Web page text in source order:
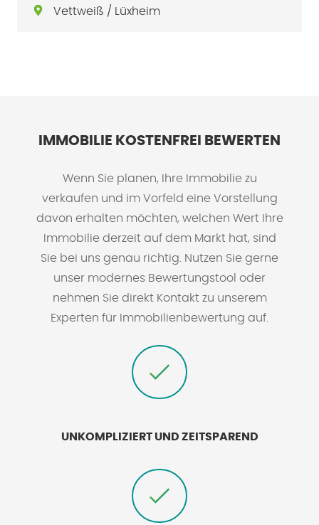
Vettweiß / Lüxheim
IMMOBILIE KOSTENFREI BEWERTEN
Wenn Sie planen, Ihre Immobilie zu
verkaufen und im Vorfeld eine Vorstellung
davon erhalten möchten, welchen Wert Ihre
Immobilie derzeit auf dem Markt hat, sind
Sie bei uns genau richtig. Nutzen Sie gerne
unser modernes Bewertungstool oder
nehmen Sie direkt Kontakt zu unserem
Experten für Immobilienbewertung auf.
UNKOMPLIZIERT UND ZEITSPAREND